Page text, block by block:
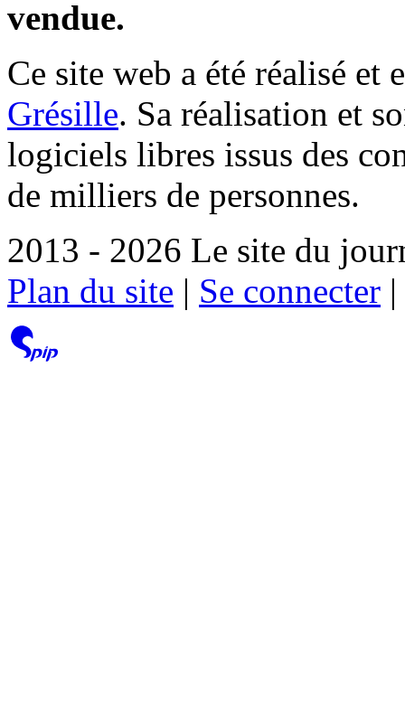
vendue.
Ce site web a été réalisé et
Grésille. Sa réalisation et
logiciels libres issus des
de milliers de personnes.
2013 - 2026 Le site du
Plan du site | Se connecter |